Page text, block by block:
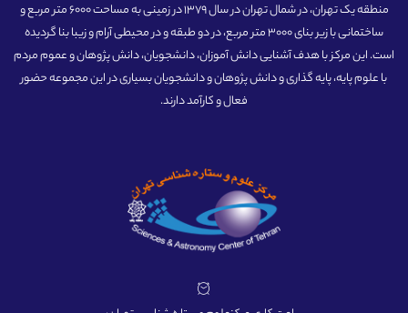
منطقه یک تهران، در شمال تهران در سال 1379 در زمینی به مساحت 6000 متر مربع و
ساختمانی با زیر بنای 3000 متر مربع، در دو طبقه و در محیطی آرام و زیبا بنا گردیده
است. این مرکز با هدف آشنایی دانش آموزان، دانشجویان، دانش پژوهان و عموم مردم
با علوم پایه، پایه گذاری و دانش پژوهان و دانشجویان بسیاری در این مجموعه حضور
فعال و کارآمد دارند.